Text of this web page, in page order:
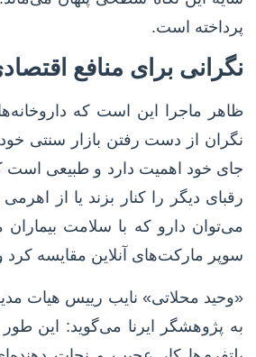
پرداخته است.
نگرانی برای منافع
ظاهر ماجرا این است که داروخانه‌ها
نگران از دست رفتن بازار سنتی
جای خود اهمیت دارد و طبیعی
رقبای دیگر را کنار بزند یا از
می‌توان دارو که با سلامت بیماران
سوپر مارکت‌های آنلاین مقایسه کرد و این ۲ را در یک ظرف
«وحید محلاتی» نایب رییس هیات
به پژوهشگر ایرنا می‌گوید: این